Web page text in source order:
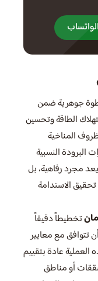
الواتساب
جوهرية ضمن
الطاقة وتحسين
المناخية
البرودة النسبية
مجرد رفاهية، بل
الاستدامة
تخطيطاً دقيقاً
تتوافق مع معايير
العملية عادة بتقييم
أو مناطق